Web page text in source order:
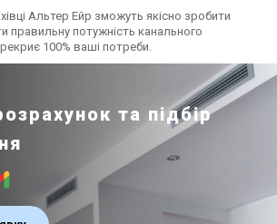
Альтер Ейр зможуть якісно зробити
правильну потужність канального
100% ваші потреби.
та підбір